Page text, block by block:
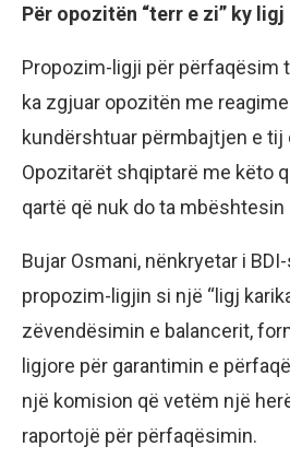
Për opozitën “terr e zi” ky ligj
Propozim-ligji për përfaqësim
ka zgjuar opozitën me
kundërshtuar përmbajtjen e tij
Opozitarët shqiptarë me këto
qartë që nuk do ta mbështesin
Bujar Osmani, nënkryetar i
propozim-ligjin si një “ligj
zëvendësimin e balancerit,
ligjore për garantimin e
një komision që vetëm një
raportojë për përfaqësimin.